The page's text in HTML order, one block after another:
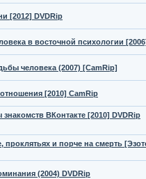
[2012] DVDRip
в восточной психологии
человека (2007) [CamRip]
[2010] CamRip
ВКонтакте [2010] DVDRip
проклятьях и порче на смерть
(2004) DVDRip